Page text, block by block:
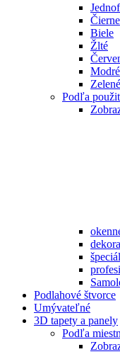
Čierne
Biele
Žlté
Modré
Zelené
Podľa
Podlahové štvorce
Umývateľné
3D tapety a panely
Podľa